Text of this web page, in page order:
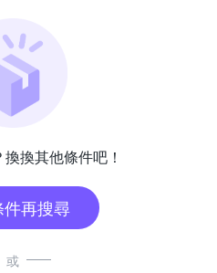
換其他條件吧！
再搜尋
或